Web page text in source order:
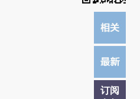
订阅